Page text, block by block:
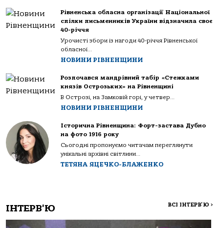
Рівненська обласна організації Національної
спілки письменників України відзначила своє
40-річчя
Урочисті збори із нагоди 40-річчя Рівненської
обласної...
НОВИНИ РІВНЕНЩИНИ
Розпочався мандрівний табір «Стежками
князів Острозьких» на Рівненщині
В Острозі, на Замковій горі, у четвер...
НОВИНИ РІВНЕНЩИНИ
Історична Рівненщина: Форт-застава Дубно
на фото 1916 року
Сьогодні пропонуємо читачам переглянути
унікальні архівні світлини...
ТЕТЯНА ЯЦЕЧКО-БЛАЖЕНКО
ІНТЕРВ'Ю ВСІ ІНТЕРВ'Ю >